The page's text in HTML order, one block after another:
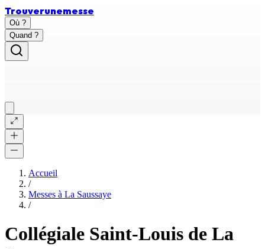
Trouverunemesse
Où ?
Quand ?
Accueil
/
Messes à La Saussaye
/
Collégiale Saint-Louis de La